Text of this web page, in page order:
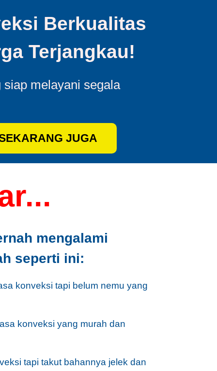
Berkualitas
Terjangkau!
melayani segala
JUGA
mengalami
seperti ini:
konveksi tapi belum nemu yang
konveksi yang murah dan
tapi takut bahannya jelek dan